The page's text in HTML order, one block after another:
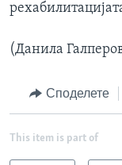
(Данила
Споделете
This item is part of